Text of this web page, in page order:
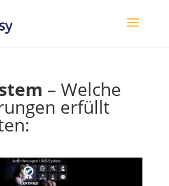
– Welche
erfüllt